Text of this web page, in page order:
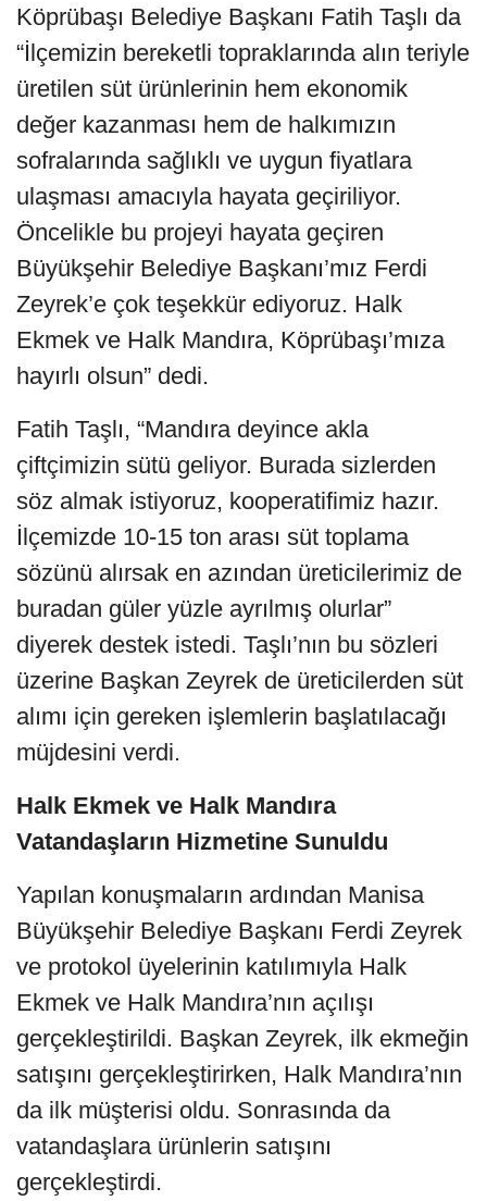
Köprübaşı Belediye Başkanı Fatih Taşlı da
“İlçemizin bereketli topraklarında alın teriyle
üretilen süt ürünlerinin hem ekonomik
değer kazanması hem de halkımızın
sofralarında sağlıklı ve uygun fiyatlara
ulaşması amacıyla hayata geçiriliyor.
Öncelikle bu projeyi hayata geçiren
Büyükşehir Belediye Başkanı’mız Ferdi
Zeyrek’e çok teşekkür ediyoruz. Halk
Ekmek ve Halk Mandıra, Köprübaşı’mıza
hayırlı olsun” dedi.
Fatih Taşlı, “Mandıra deyince akla
çiftçimizin sütü geliyor. Burada sizlerden
söz almak istiyoruz, kooperatifimiz hazır.
İlçemizde 10-15 ton arası süt toplama
sözünü alırsak en azından üreticilerimiz de
buradan güler yüzle ayrılmış olurlar”
diyerek destek istedi. Taşlı’nın bu sözleri
üzerine Başkan Zeyrek de üreticilerden süt
alımı için gereken işlemlerin başlatılacağı
müjdesini verdi.
Halk Ekmek ve Halk Mandıra
Vatandaşların Hizmetine Sunuldu
Yapılan konuşmaların ardından Manisa
Büyükşehir Belediye Başkanı Ferdi Zeyrek
ve protokol üyelerinin katılımıyla Halk
Ekmek ve Halk Mandıra’nın açılışı
gerçekleştirildi. Başkan Zeyrek, ilk ekmeğin
satışını gerçekleştirirken, Halk Mandıra’nın
da ilk müşterisi oldu. Sonrasında da
vatandaşlara ürünlerin satışını
gerçekleştirdi.